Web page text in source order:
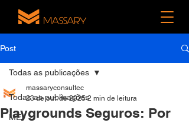
Post
Todas as publicações
MEI
Todas as publicações
Playgrounds Seguros: Por
massaryconsultec
23 de out. de 2025 2 min de leitura